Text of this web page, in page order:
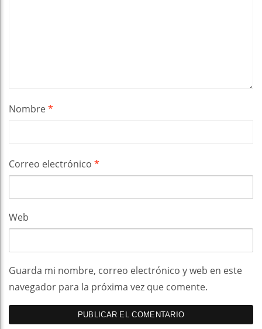
Nombre*
Correo electrónico *
Web
Guarda mi nombre, correo electrónico y web en este
navegador para la próxima vez que comente.